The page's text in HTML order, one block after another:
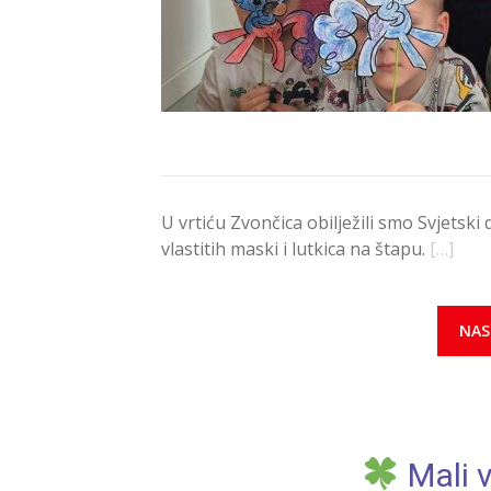
U vrtiću Zvončica obilježili smo
vlastitih maski i lutkica na štapu. […]
Mali